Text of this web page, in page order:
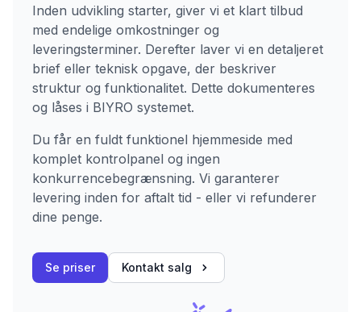
Inden udvikling starter, giver vi et klart tilbud
med endelige omkostninger og
leveringsterminer. Derefter laver vi en detaljeret
brief eller teknisk opgave, der beskriver
struktur og funktionalitet. Dette dokumenteres
og låses i BIYRO systemet.
Du får en fuldt funktionel hjemmeside med
komplet kontrolpanel og ingen
konkurrencebegrænsning. Vi garanterer
levering inden for aftalt tid - eller vi refunderer
dine penge.
Se priser Kontakt salg